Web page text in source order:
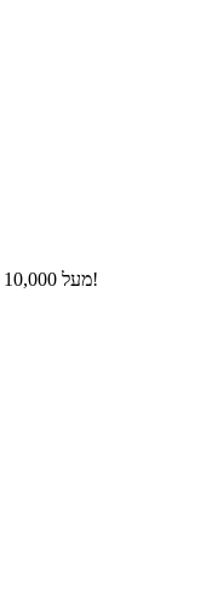
מעל 10,000 מוצרים ומאכלים במאגר עם ערכים תזונתיים!